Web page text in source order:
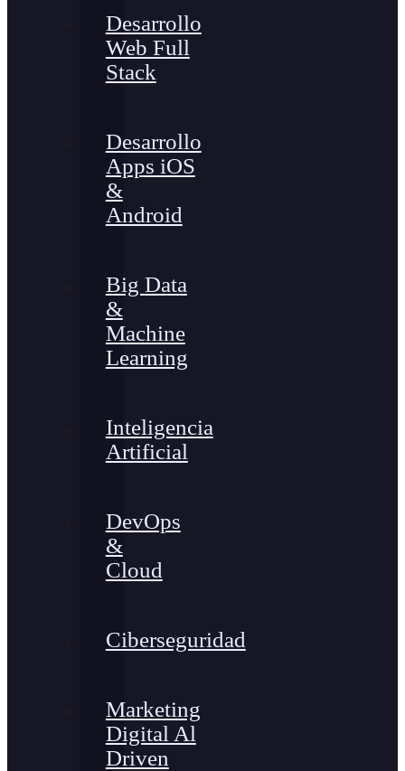
Desarrollo
Web Full
Stack
Desarrollo
Apps iOS
&
Android
Big Data
&
Machine
Learning
Inteligencia
Artificial
DevOps
&
Cloud
Ciberseguridad
Marketing
Digital Al
Driven